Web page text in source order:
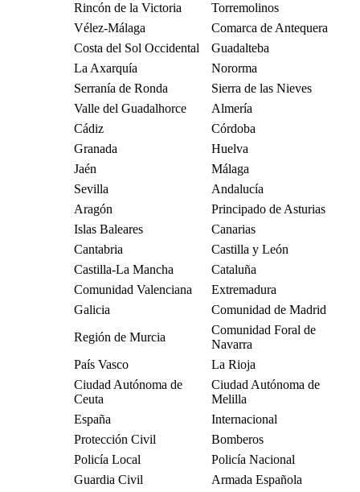
Rincón de la Victoria
Torremolinos
Vélez-Málaga
Comarca de Antequera
Costa del Sol Occidental
Guadalteba
La Axarquía
Nororma
Serranía de Ronda
Sierra de las Nieves
Valle del Guadalhorce
Almería
Cádiz
Córdoba
Granada
Huelva
Jaén
Málaga
Sevilla
Andalucía
Aragón
Principado de Asturias
Islas Baleares
Canarias
Cantabria
Castilla y León
Castilla-La Mancha
Cataluña
Comunidad Valenciana
Extremadura
Galicia
Comunidad de Madrid
Región de Murcia
Comunidad Foral de
Navarra
País Vasco
La Rioja
Ciudad Autónoma de
Ceuta
Ciudad Autónoma de
Melilla
España
Internacional
Protección Civil
Bomberos
Policía Local
Policía Nacional
Guardia Civil
Armada Española